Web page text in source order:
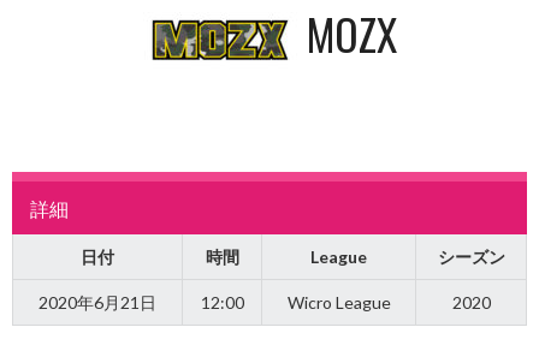
MOZX
詳細
日付 時間 League シーズン
2020年6月21日 12:00 Wicro League 2020